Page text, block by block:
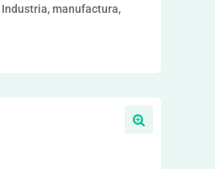
Industria, manufactura,